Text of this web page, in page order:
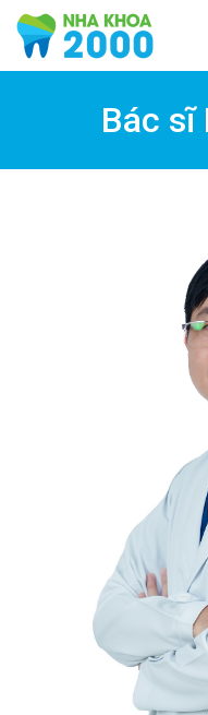
Bác sĩ